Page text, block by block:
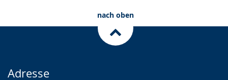
w
nach oben
Adresse